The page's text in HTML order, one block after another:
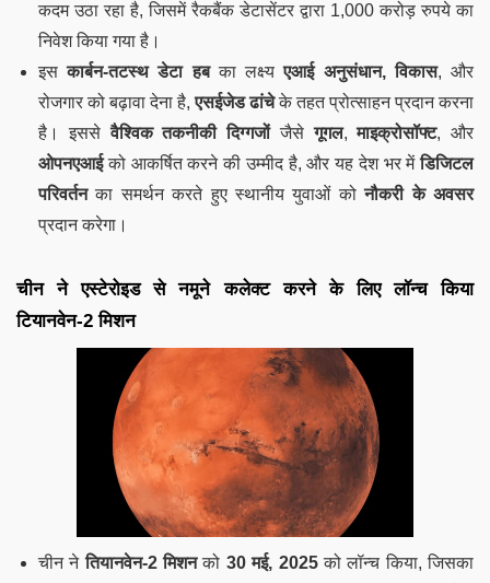
कदम उठा रहा है, जिसमें रैकबैंक डेटासेंटर द्वारा 1,000 करोड़ रुपये का
निवेश किया गया है।
इसकार्बन-तटस्थ डेटा हबका लक्ष्यएआई अनुसंधान, विकास, और
रोजगार को बढ़ावा देना है,एसईजेड ढांचेके तहत प्रोत्साहन प्रदान करना
है। इससेवैश्विक तकनीकी दिग्गजोंजैसेगूगल,माइक्रोसॉफ्ट, और
ओपनएआईको आकर्षित करने की उम्मीद है, और यह देश भर मेंडिजिटल
परिवर्तनका समर्थन करते हुए स्थानीय युवाओं कोनौकरी के अवसर
प्रदान करेगा।
चीन ने एस्टेरोइड से नमूने कलेक्ट करने के लिए लॉन्च किया
टियानवेन-2 मिशन
चीन नेतियानवेन-2 मिशनको 30 मई, 2025को लॉन्च किया, जिसका